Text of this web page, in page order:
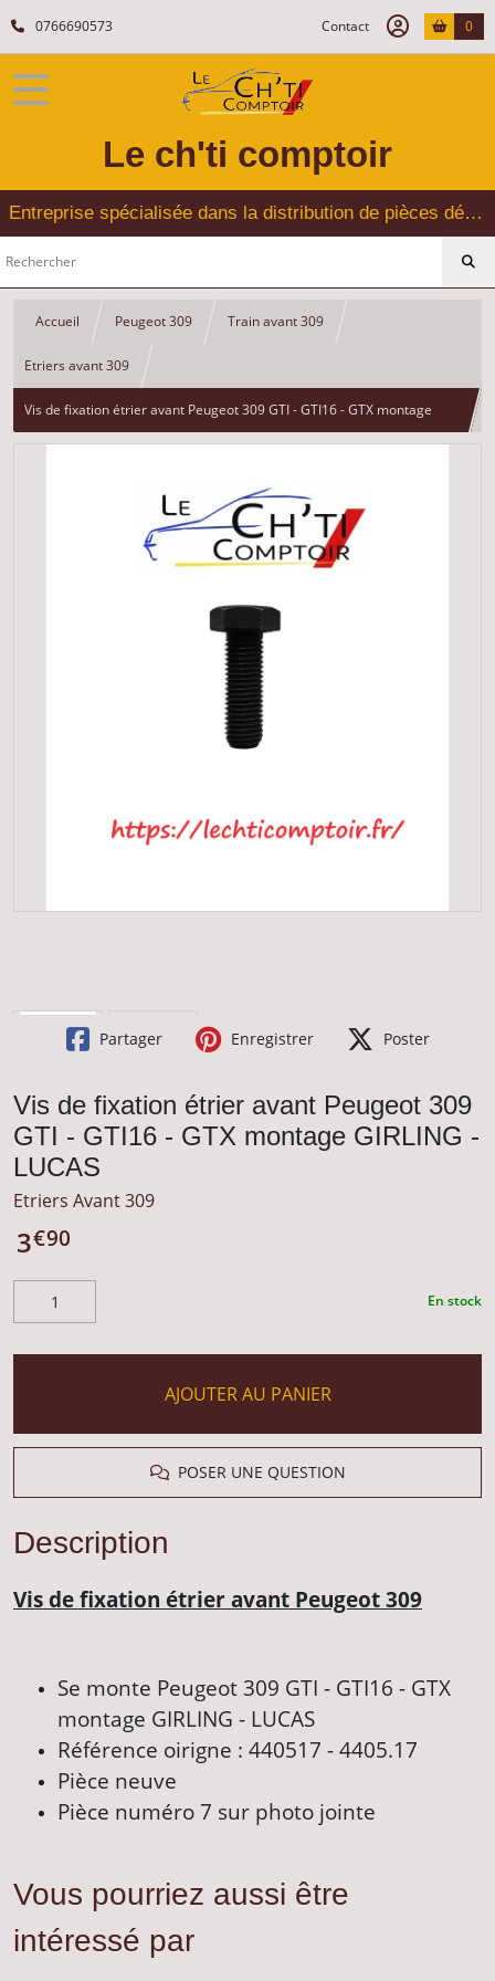
0766690573 Contact 0
Le ch'ti comptoir
Entreprise spécialisée dans la distribution de pièces détachées, refabrication pour voitures Yountimers Peugeot 205 GTI, 309 GTI - GTI16
Accueil Peugeot 309 Train avant 309
Etriers avant 309
Vis de fixation étrier avant Peugeot 309 GTI - GTI16 - GTX montage
Partager Enregistrer Poster
Vis de fixation étrier avant Peugeot 309
GTI - GTI16 - GTX montage GIRLING -
LUCAS
Etriers Avant 309
3€90
En stock
AJOUTER AU PANIER
POSER UNE QUESTION
Description
Vis de fixation étrier avant Peugeot 309
Se monte Peugeot 309 GTI - GTI16 - GTX
montage GIRLING - LUCAS
Référence oirigne : 440517 - 4405.17
Pièce neuve
Pièce numéro 7 sur photo jointe
Vous pourriez aussi être
intéressé par